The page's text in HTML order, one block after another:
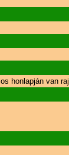
honlapján van